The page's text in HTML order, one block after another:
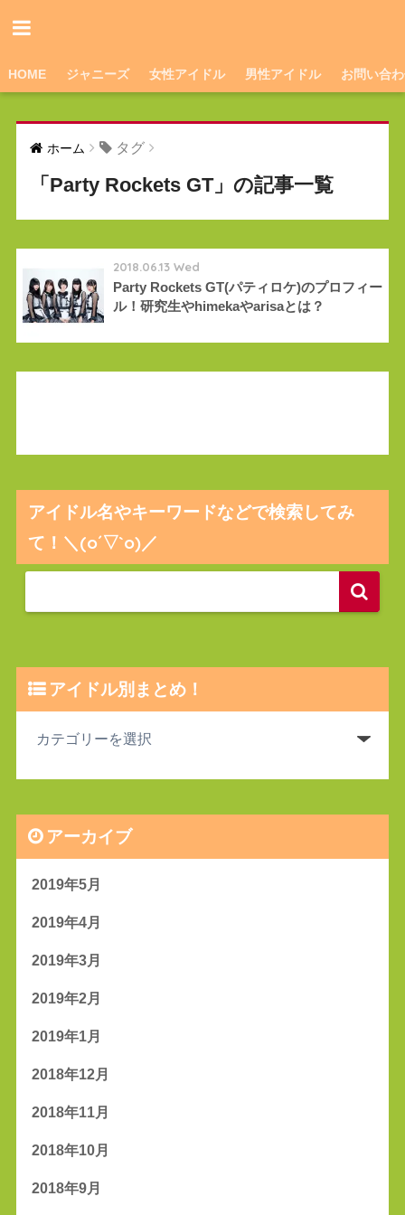
HOME ジャニーズ 女性アイドル 男性アイドル お問い合
ホーム タグ
「Party Rockets GT」の記事一覧
2018.06.13 Wed
Party Rockets GT(パティロケ)のプロフィー
ル！研究生やhimekaやarisaとは？
アイドル名やキーワードなどで検索してみ
て！＼(o´▽`o)／
アイドル別まとめ！
アーカイブ
2019年5月
2019年4月
2019年3月
2019年2月
2019年1月
2018年12月
2018年11月
2018年10月
2018年9月